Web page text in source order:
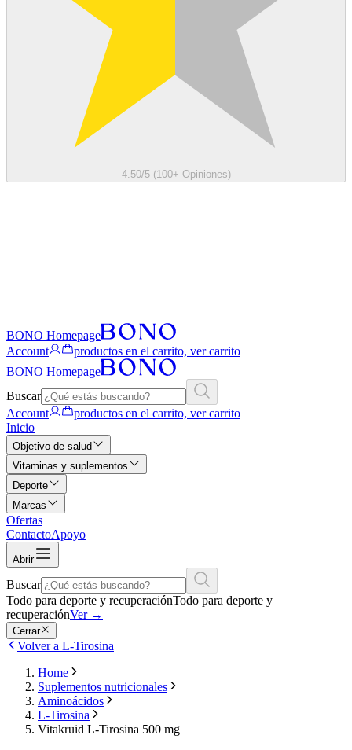
4.50/5 (100+ Opiniones)
BONO Homepage
Account
productos en el carrito, ver carrito
BONO Homepage
Buscar
Account
productos en el carrito, ver carrito
Inicio
Objetivo de salud
Vitaminas y suplementos
Deporte
Marcas
Ofertas
ContactoApoyo
Abrir
Buscar
Todo para deporte y recuperaciónTodo para deporte y
recuperaciónVer →
Cerrar
Volver a L-Tirosina
Home
Suplementos nutricionales
Aminoácidos
L-Tirosina
Vitakruid L-Tirosina 500 mg